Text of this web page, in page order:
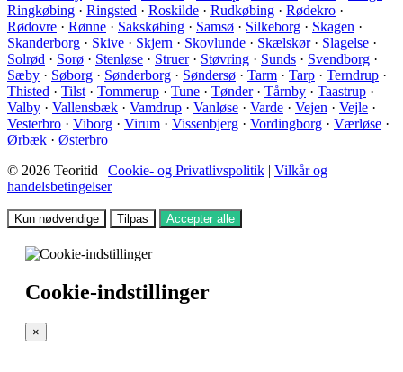
Ringkøbing · Ringsted · Roskilde · Rudkøbing · Rødekro ·
Rødovre · Rønne · Sakskøbing · Samsø · Silkeborg · Skagen ·
Skanderborg · Skive · Skjern · Skovlunde · Skælskør· Slagelse ·
Solrød · Sorø · Stenløse · Struer· Støvring · Sunds · Svendborg ·
Sæby · Søborg · Sønderborg · Søndersø · Tarm · Tarp · Terndrup ·
Thisted · Tilst · Tommerup · Tune · Tønder· Tårnby · Taastrup ·
Valby · Vallensbæk · Vamdrup · Vanløse · Varde · Vejen · Vejle ·
Vesterbro · Viborg · Virum · Vissenbjerg · Vordingborg · Værløse ·
Ørbæk · Østerbro
© 2026 Teoritid | Cookie- og Privatlivspolitik | Vilkår og
handelsbetingelser
Kun nødvendige Tilpas Accepter alle
Cookie-indstillinger
×